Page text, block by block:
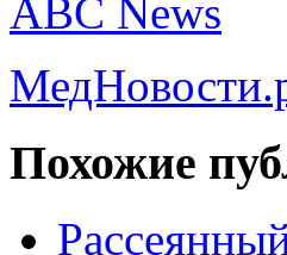
ABC News
Похожие